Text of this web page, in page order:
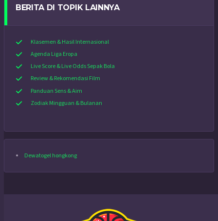
BERITA DI TOPIK LAINNYA
Klasemen & Hasil Internasional
Agenda Liga Eropa
Live Score & Live Odds Sepak Bola
Review & Rekomendasi Film
Panduan Sens & Aim
Zodiak Mingguan & Bulanan
Dewatogel hongkong